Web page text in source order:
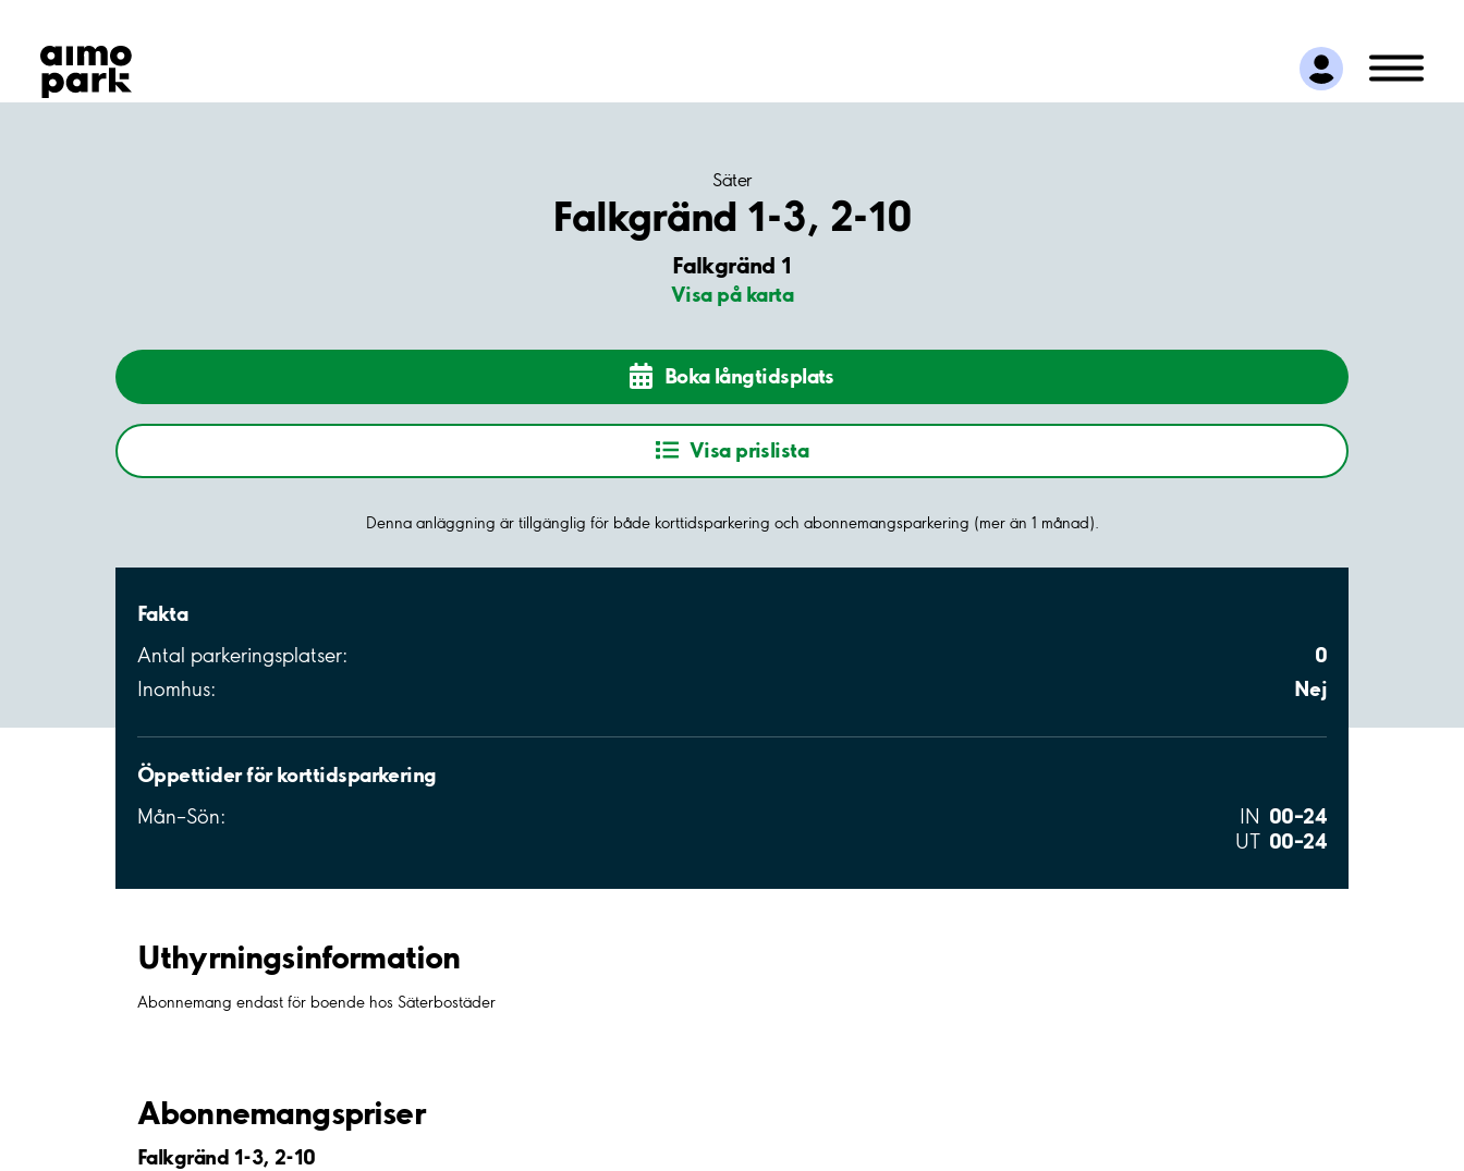
Hitta parkering
Samarbete
Kundservice
Säter
Falkgränd 1-3, 2-10
Falkgränd 1
Visa på karta
Boka långtidsplats
Visa prislista
Denna anläggning är tillgänglig för både korttidsparkering och abonnemangsparkering (mer än 1 månad).
Fakta
Antal parkeringsplatser: 0
Inomhus: Nej
Öppettider för korttidsparkering
Mån–Sön: IN 00–24
UT 00–24
Uthyrnings­information
Abonnemang endast för boende hos Säterbostäder
Abonnemangspriser
Falkgränd 1-3, 2-10